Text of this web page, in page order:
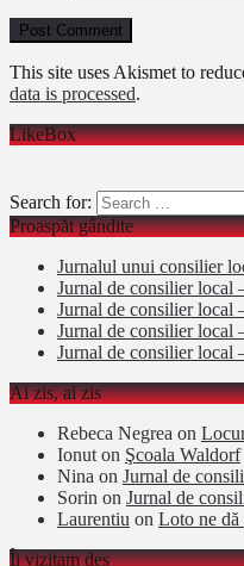
This site uses Akismet to
data is processed.
LikeBox
Search for:
Proaspăt gândite
Jurnalul unui consilier
Jurnal de consilier local
Jurnal de consilier local
Jurnal de consilier local
Jurnal de consilier local
Ai zis, ai zis
Rebeca Negrea on
Ionut on Şcoala Waldorf
Nina on Jurnal de
Sorin on Jurnal de
Laurentiu on Loto ne dă
Îi vizitam des